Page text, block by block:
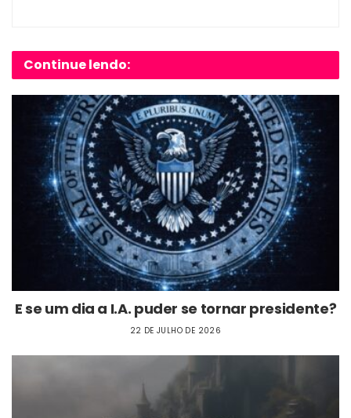
Continue lendo:
E se um dia a I.A. puder se tornar presidente?
22 DE JULHO DE 2026